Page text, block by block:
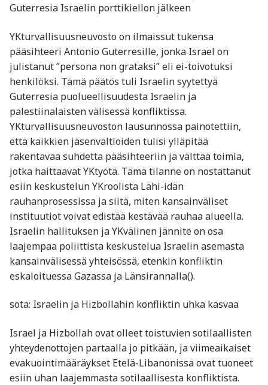
Guterresia Israelin porttikiellon jälkeen
YKturvallisuusneuvosto on ilmaissut tukensa
pääsihteeri Antonio Guterresille, jonka Israel on
julistanut ”persona non grataksi” eli ei-toivotuksi
henkilöksi. Tämä päätös tuli Israelin syytettyä
Guterresia puolueellisuudesta Israelin ja
palestiinalaisten välisessä konfliktissa.
YKturvallisuusneuvoston lausunnossa painotettiin,
että kaikkien jäsenvaltioiden tulisi ylläpitää
rakentavaa suhdetta pääsihteeriin ja välttää toimia,
jotka haittaavat YKtyötä. Tämä tilanne on nostattanut
esiin keskustelun YKroolista Lähi-idän
rauhanprosessissa ja siitä, miten kansainväliset
instituutiot voivat edistää kestävää rauhaa alueella.
Israelin hallituksen ja YKvälinen jännite on osa
laajempaa poliittista keskustelua Israelin asemasta
kansainvälisessä yhteisössä, etenkin konfliktin
eskaloituessa Gazassa ja Länsirannalla​().
sota: Israelin ja Hizbollahin konfliktin uhka kasvaa
Israel ja Hizbollah ovat olleet toistuvien sotilaallisten
yhteydenottojen partaalla jo pitkään, ja viimeaikaiset
evakuointimääräykset Etelä-Libanonissa ovat tuoneet
esiin uhan laajemmasta sotilaallisesta konfliktista.